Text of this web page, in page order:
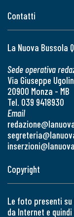
Contatti
La Nuova Bussola
Sede operativa
Via Giuseppe
20900 Monza - MB
Tel. 039 9418930
Email
Copyright
Le foto presenti
da Internet e